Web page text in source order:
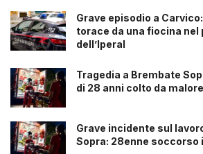
Grave episodio a
torace da una fiocina nel
dell’Iperal
Tragedia a Brembate
di 28 anni colto da
Grave incidente sul
Sopra: 28enne soccorso